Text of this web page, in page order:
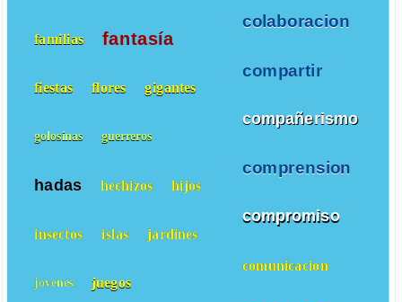
colaboracion
compartir
compañerismo
comprension
compromiso
comunicacion
familias fantasía
fiestas flores gigantes
golosinas guerreros
hadas hechizos hijos
insectos islas jardines
jovenes juegos